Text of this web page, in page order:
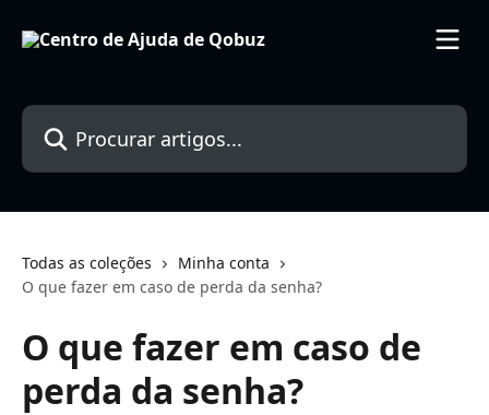
Procurar artigos...
Todas as coleções
Minha conta
O que fazer em caso de perda da senha?
O que fazer em caso de
perda da senha?